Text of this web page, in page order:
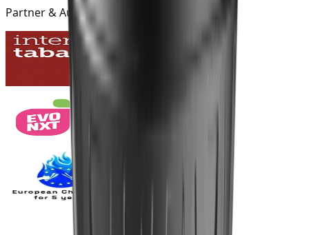
Partner & Auszeichnungen